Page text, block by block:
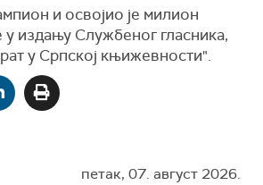
и освојио је милион
издању Службеног гласника,
у Српској књижевности".
петак, 07. август 2026.